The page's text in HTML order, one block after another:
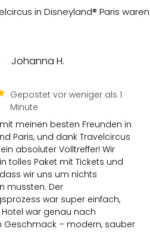
in Disneyland® Paris waren:
Johanna H.
Gepostet vor weniger als 1
Minute
meinen besten Freunden in
Paris, und dank Travelcircus
absoluter Volltreffer! Wir
tolles Paket mit Tickets und
wir uns um nichts
mussten. Der
war super einfach,
war genau nach
Geschmack – modern, sauber